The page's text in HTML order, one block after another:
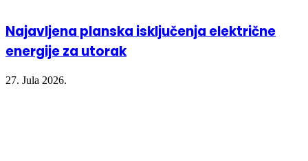
Najavljena planska isključenja električne
energije za utorak
27. Jula 2026.